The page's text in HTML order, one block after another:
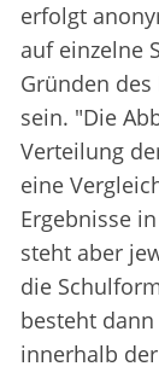
erfolgt
auf einzelne
Gründen
sein. "Die
Verteilung
eine
Ergebnisse
steht aber
die
besteht
innerhalb